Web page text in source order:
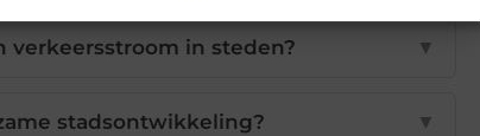
verkeersstroom in steden? ▼
stadsontwikkeling? ▼